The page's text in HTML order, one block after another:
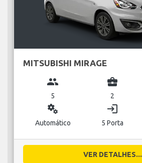
MITSUBISHI MIRAGE
group
5
business_center
2
miscellaneous_services
Automático
login
5 Porta
VER DETALHES...